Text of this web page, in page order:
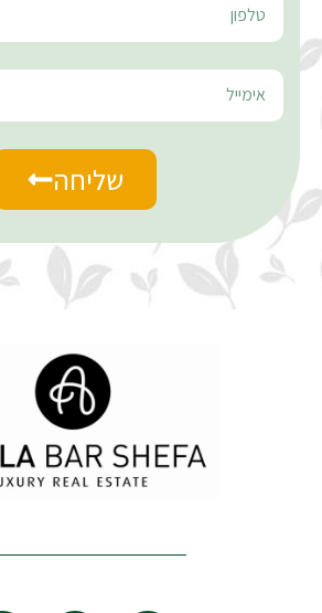
שליחה